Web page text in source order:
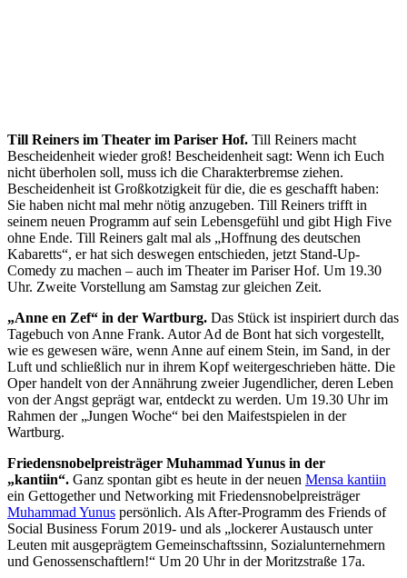
Till Reiners im Theater im Pariser Hof. Till Reiners macht
Bescheidenheit wieder groß! Bescheidenheit sagt: Wenn ich Euch
nicht überholen soll, muss ich die Charakterbremse ziehen.
Bescheidenheit ist Großkotzigkeit für die, die es geschafft haben:
Sie haben nicht mal mehr nötig anzugeben. Till Reiners trifft in
seinem neuen Programm auf sein Lebensgefühl und gibt High Five
ohne Ende. Till Reiners galt mal als „Hoffnung des deutschen
Kabaretts“, er hat sich deswegen entschieden, jetzt Stand-Up-
Comedy zu machen – auch im Theater im Pariser Hof. Um 19.30
Uhr. Zweite Vorstellung am Samstag zur gleichen Zeit.
„Anne en Zef“ in der Wartburg. Das Stück ist inspiriert durch das
Tagebuch von Anne Frank. Autor Ad de Bont hat sich vorgestellt,
wie es gewesen wäre, wenn Anne auf einem Stein, im Sand, in der
Luft und schließlich nur in ihrem Kopf weitergeschrieben hätte. Die
Oper handelt von der Annährung zweier Jugendlicher, deren Leben
von der Angst geprägt war, entdeckt zu werden. Um 19.30 Uhr im
Rahmen der „Jungen Woche“ bei den Maifestspielen in der
Wartburg.
Friedensnobelpreisträger Muhammad Yunus in der
„kantiin“. Ganz spontan gibt es heute in der neuen Mensa kantiin
ein Gettogether und Networking mit Friedensnobelpreisträger
Muhammad Yunus persönlich. Als After-Programm des Friends of
Social Business Forum 2019- und als „lockerer Austausch unter
Leuten mit ausgeprägtem Gemeinschaftssinn, Sozialunternehmern
und Genossenschaftlern!“ Um 20 Uhr in der Moritzstraße 17a.